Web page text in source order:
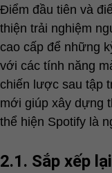
Điểm đầu tiên và
thiện trải nghiệm
cao cấp để những
với các tính năng
chiến lược sau tập
mới giúp xây dựng
thể hiện Spotify là
2.1. Sắp xếp